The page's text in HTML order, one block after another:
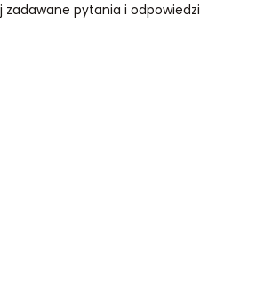
zadawane pytania i odpowiedzi